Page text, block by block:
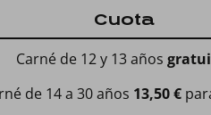
Cuota
Carné de 12 y 13 años
de 14 a 30 años 13,50 €